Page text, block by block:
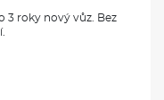
3 roky nový vůz. Bez